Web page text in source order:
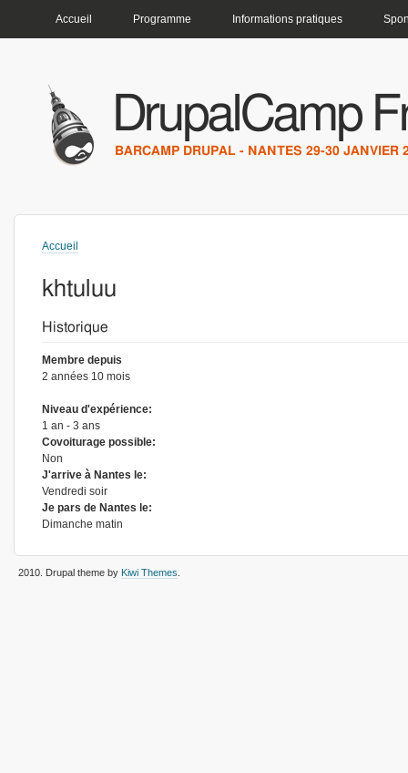
Accueil Programme Informations pratiques
DrupalCamp
BARCAMP DRUPAL - NANTES 29-30 JANVIER
Vous êtes ici
Accueil
khtuluu
Historique
Membre depuis
2 années 10 mois
Niveau d'expérience:
1 an - 3 ans
Covoiturage possible:
Non
J'arrive à Nantes le:
Vendredi soir
Je pars de Nantes le:
Dimanche matin
2010 . Drupal theme by Kiwi Themes